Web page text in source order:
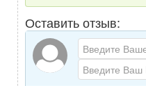
Оставить отзыв: